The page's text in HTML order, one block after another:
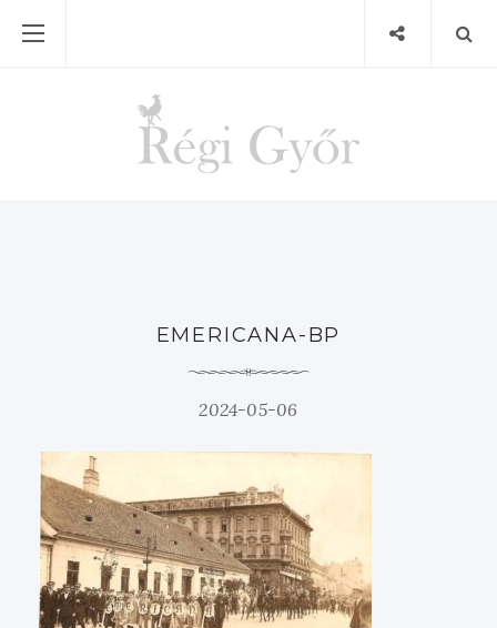
EMERICANA-BP
2024-05-06